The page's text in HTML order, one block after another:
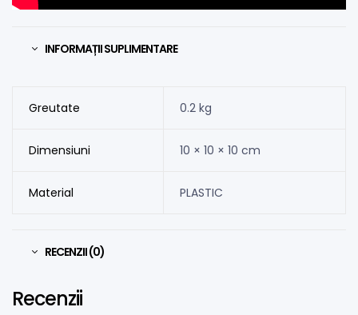
INFORMAȚII SUPLIMENTARE
Greutate 0.2 kg
Dimensiuni 10 × 10 × 10 cm
Material PLASTIC
RECENZII (0)
Recenzii